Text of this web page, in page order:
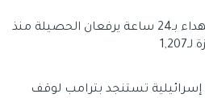
الصحة: 4 شهداء بـ24 ساعة يرفعان الحصيلة منذ
إسرائيلية تستنجد بترامب لوقف